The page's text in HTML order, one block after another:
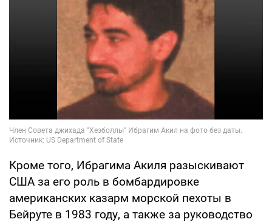
Кроме того, Ибрагима Акиля разыскивают
США за его роль в бомбардировке
американских казарм морской пехоты в
Бейруте в 1983 году, а также за руководство